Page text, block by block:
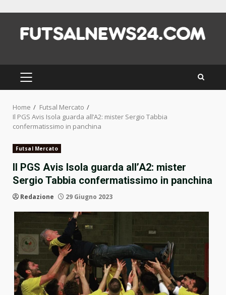
content
PRIMARY
MENU
Home
Futsal Mercato
Il PGS Avis Isola guarda all’A2: mister Sergio Tabbia
confermatissimo in panchina
Futsal Mercato
Il PGS Avis Isola guarda all’A2: mister
Sergio Tabbia confermatissimo in panchina
Redazione 29 Giugno 2023